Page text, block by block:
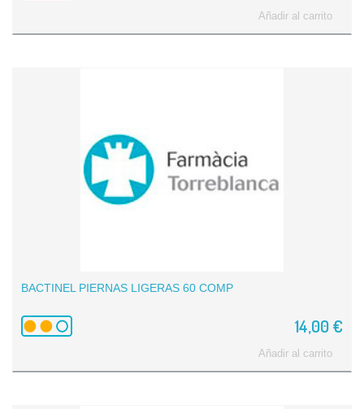
Añadir al carrito
BACTINEL PIERNAS LIGERAS 60 COMP
14,00 €
Añadir al carrito